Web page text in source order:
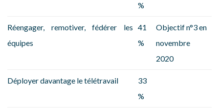
%
Réengager, remotiver, fédérer les
équipes
41
%
Objectif n°3 en
novembre
2020
Déployer davantage le télétravail
33
%